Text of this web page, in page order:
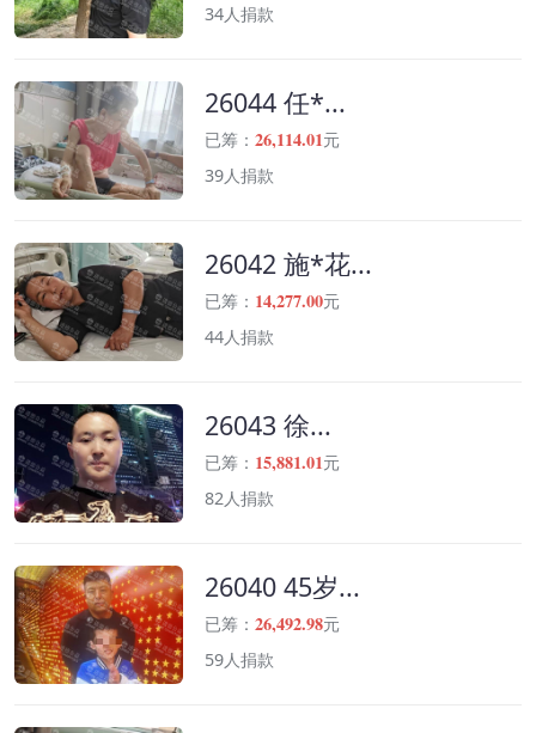
34人捐款
26044 任*...
已筹： 26,114.01元
39人捐款
26042 施*花...
已筹： 14,277.00元
44人捐款
26043 徐...
已筹： 15,881.01元
82人捐款
26040 45岁...
已筹： 26,492.98元
59人捐款